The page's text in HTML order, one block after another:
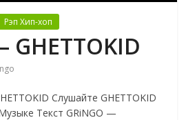
Рэп Хип-хоп
GHETTOKID
Слушайте GHETTOKID
Текст GRiNGO —